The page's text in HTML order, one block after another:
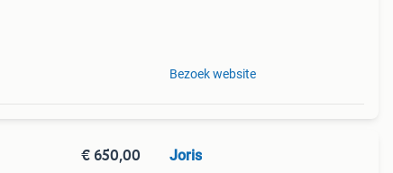
Bezoek website
€ 650,00 Joris